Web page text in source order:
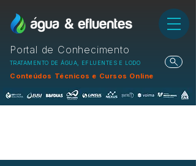
Portal de Conhecimento
TRATAMENTO DE ÁGUA, EFLUENTES E LODO
Conteúdos Técnicos e Cursos Online